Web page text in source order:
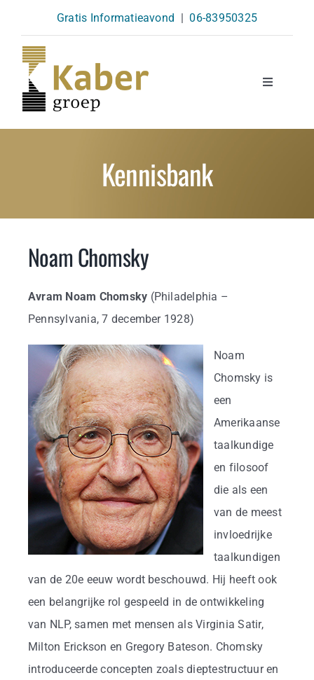
content
Gratis Informatieavond | 06-83950325
Toggle
Opleidingen
Agenda
Business
Info
Contact
Kennisbank
Noam Chomsky
Avram Noam Chomsky (Philadelphia –
Pennsylvania, 7 december 1928)
Noam
Chomsky is
een
Amerikaanse
taalkundige
en filosoof
die als een
van de meest
invloedrijke
taalkundigen
van de 20e eeuw wordt beschouwd. Hij heeft ook
een belangrijke rol gespeeld in de ontwikkeling
van NLP, samen met mensen als Virginia Satir,
Milton Erickson en Gregory Bateson. Chomsky
introduceerde concepten zoals dieptestructuur en